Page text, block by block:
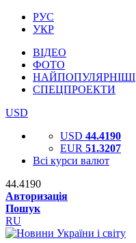
РУС
УКР
ВІДЕО
ФОТО
НАЙПОПУЛЯРНІШІ
СПЕЦПРОЕКТИ
USD
USD 44.4190
EUR 51.3207
Всі курси валют
44.4190
Авторизація
Пошук
RU